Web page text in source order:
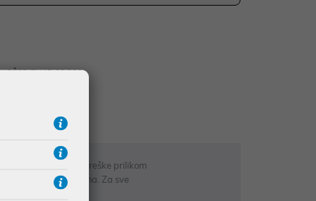
IZNAD 66,36€
opisu proizvoda, greške prilikom
odgovarati artiklima. Za sve